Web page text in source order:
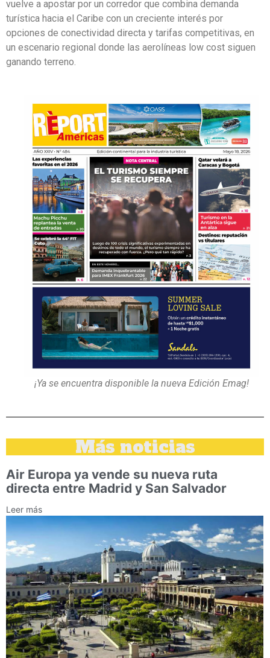
vuelve a apostar por un corredor que combina demanda
turística hacia el Caribe con un creciente interés por
opciones de conectividad directa y tarifas competitivas, en
un escenario regional donde las aerolíneas low cost siguen
ganando terreno.
¡Ya se encuentra disponible la nueva Edición Emag!
Más noticias
Air Europa ya vende su nueva ruta
directa entre Madrid y San Salvador
Leer más